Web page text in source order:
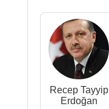
Recep Tayyip
Erdoğan